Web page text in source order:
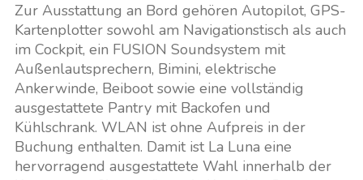
Zur Ausstattung an Bord gehören Autopilot, GPS-
Kartenplotter sowohl am Navigationstisch als auch
im Cockpit, ein FUSION Soundsystem mit
Außenlautsprechern, Bimini, elektrische
Ankerwinde, Beiboot sowie eine vollständig
ausgestattete Pantry mit Backofen und
Kühlschrank. WLAN ist ohne Aufpreis in der
Buchung enthalten. Damit ist La Luna eine
hervorragend ausgestattete Wahl innerhalb der